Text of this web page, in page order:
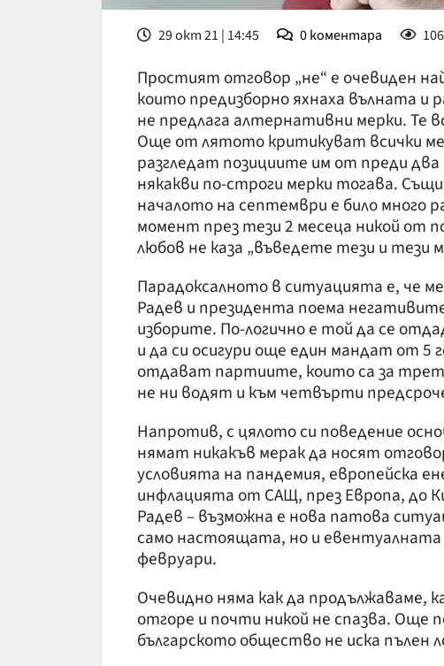
29 окт 21 | 14:45 0коментара
Простият отговор „не“ е очевиден
които предизборно яхнаха вълната
не предлага алтернативни мерки.
Още от лятото критикуват всички
разгледат позициите им от преди
някакви по-строги мерки тогава.
началото на септември е било много
момент през тези 2 месеца никой от
любов не каза „въведете тези и тези
Парадоксалното в ситуацията е, че
Радев и президента поема
изборите. По-логично е той да се
и да си осигури още един мандат от 5
отдават партиите, които са за
не ни водят и към четвърти
Напротив, с цялото си поведение
нямат никакъв мерак да носят
условията на пандемия, европейска
инфлацията от САЩ, през Европа, до
Радев – възможна е нова патова
само настоящата, но и
февруари.
Очевидно няма как да продължаваме,
отгоре и почти никой не спазва. Още
българското общество не иска пълен